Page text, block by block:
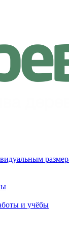
и учёбы